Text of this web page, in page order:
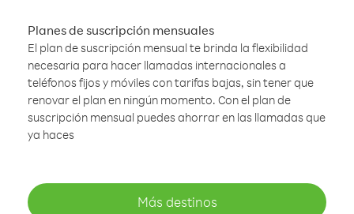
Planes de suscripción mensuales
El plan de suscripción mensual te brinda la flexibilidad
necesaria para hacer llamadas internacionales a
teléfonos fijos y móviles con tarifas bajas, sin tener que
renovar el plan en ningún momento. Con el plan de
suscripción mensual puedes ahorrar en las llamadas que
ya haces
Más destinos